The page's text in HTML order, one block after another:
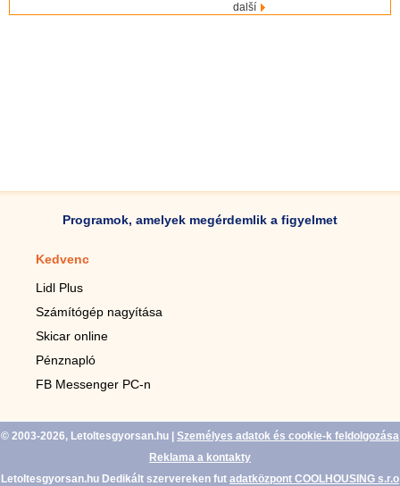
další
Programok, amelyek megérdemlik a figyelmet
Kedvenc
Lidl Plus
Számítógép nagyítása
Skicar online
Pénznapló
FB Messenger PC-n
© 2003-2026, Letoltesgyorsan.hu
Személyes adatok és cookie-k feldolgozása
Reklama a kontakty
Letoltesgyorsan.hu Dedikált szervereken fut adatközpont COOLHOUSING s.r.o